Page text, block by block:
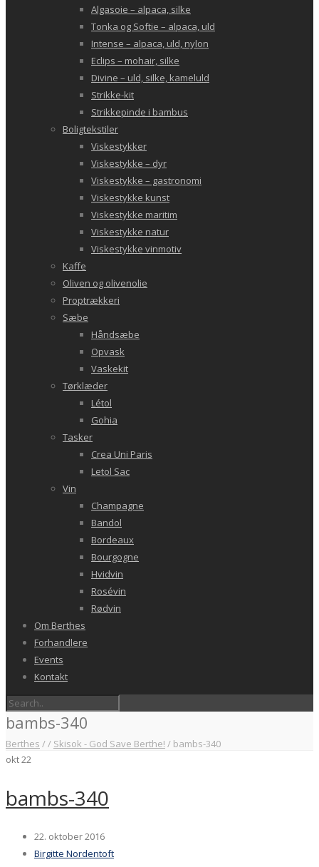
Algasoie – alpaca, silke
Tonka og Softie – alpaca, uld
Intense – alpaca, uld, nylon
Eclips – mohair, silke
Divine – uld, silke, kameluld
Strikke-kit
Strikkepinde i bambus
Boligtekstiler
Viskestykker
Viskestykke – dyr
Viskestykke – gastronomi
Viskestykke kunst
Viskestykke maritim
Viskestykke natur
Viskestykke vinmotiv
Kaffe
Oliven og olivenolie
Proptrækkeri
Sæbe
Håndsæbe
Opvask
Vaskekit
Tørklæder
Létol
Gohia
Tasker
Crea Uni Paris
Letol Sac
Vin
Champagne
Bandol
Bordeaux
Bourgogne
Hvidvin
Rosévin
Rødvin
Om Berthes
Forhandlere
Events
Kontakt
bambs-340
Berthes // Skisok - God Save Berthe! / bambs-340
okt22
bambs-340
22. oktober 2016
Birgitte Nordentoft